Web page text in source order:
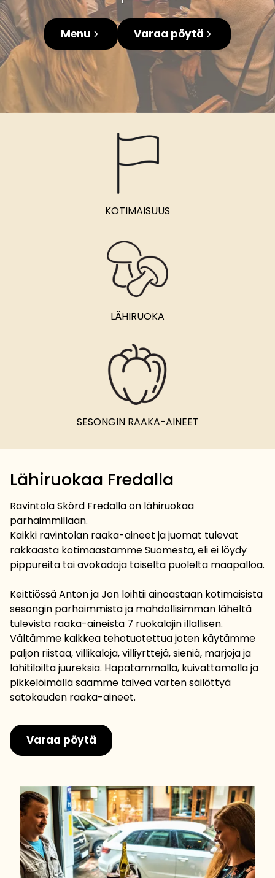
Menu Varaa pöytä
KOTIMAISUUS
LÄHIRUOKA
SESONGIN RAAKA-AINEET
Lähiruokaa Fredalla
Ravintola Skörd Fredalla on lähiruokaa
parhaimmillaan.
Kaikki ravintolan raaka-aineet ja juomat tulevat
rakkaasta kotimaastamme Suomesta, eli ei löydy
pippureita tai avokadoja toiselta puolelta maapalloa.
Keittiössä Anton ja Jon loihtii ainoastaan kotimaisista
sesongin parhaimmista ja mahdollisimman läheltä
tulevista raaka-aineista 7 ruokalajin illallisen.
Vältämme kaikkea tehotuotettua joten käytämme
paljon riistaa, villikaloja, villiyrttejä, sieniä, marjoja ja
lähitiloilta juureksia. Hapatammalla, kuivattamalla ja
pikkelöimällä saamme talvea varten säilöttyä
satokauden raaka-aineet.
Varaa pöytä